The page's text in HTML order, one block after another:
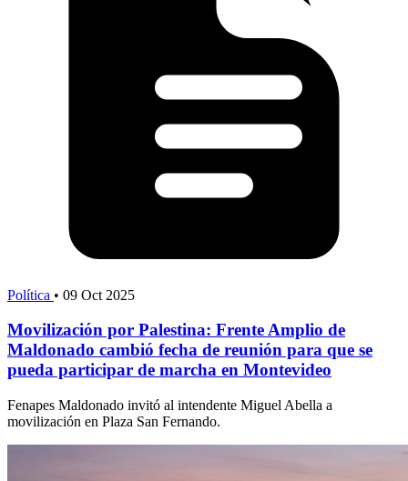
Política • 09 Oct 2025
Movilización por Palestina: Frente Amplio de
Maldonado cambió fecha de reunión para que se
pueda participar de marcha en Montevideo
Fenapes Maldonado invitó al intendente Miguel Abella a
movilización en Plaza San Fernando.